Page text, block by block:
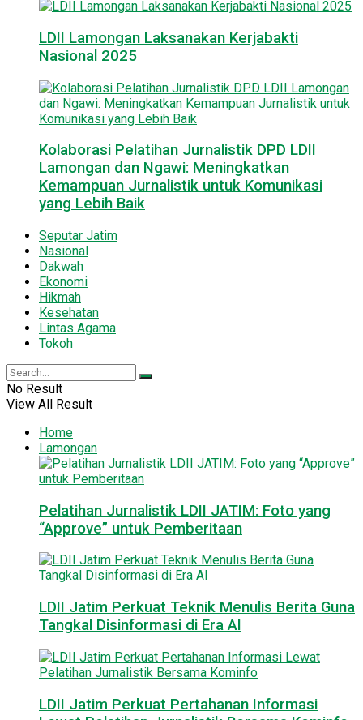
LDII Lamongan Laksanakan Kerjabakti
Nasional 2025
Kolaborasi Pelatihan Jurnalistik DPD LDII
Lamongan dan Ngawi: Meningkatkan
Kemampuan Jurnalistik untuk Komunikasi
yang Lebih Baik
Seputar Jatim
Nasional
Dakwah
Ekonomi
Hikmah
Kesehatan
Lintas Agama
Tokoh
No Result
View All Result
Home
Lamongan
Pelatihan Jurnalistik LDII JATIM: Foto yang
“Approve” untuk Pemberitaan
LDII Jatim Perkuat Teknik Menulis Berita Guna
Tangkal Disinformasi di Era AI
LDII Jatim Perkuat Pertahanan Informasi